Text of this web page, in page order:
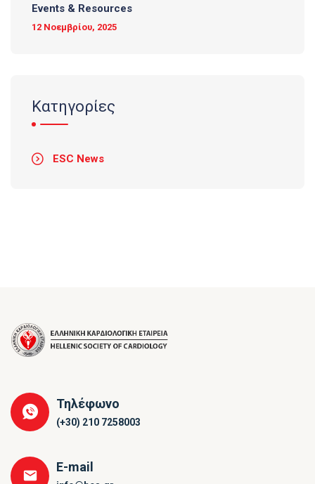
Events & Resources
12 Νοεμβρίου, 2025
Κατηγορίες
ESC News
Τηλέφωνο
(+30) 210 7258003
E-mail